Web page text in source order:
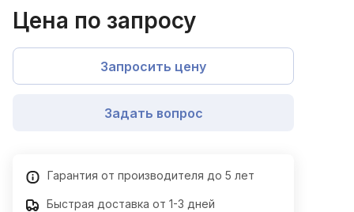
Цена по запросу
Запросить цену
Задать вопрос
Гарантия от производителя до 5 лет
Быстрая доставка от 1-3 дней